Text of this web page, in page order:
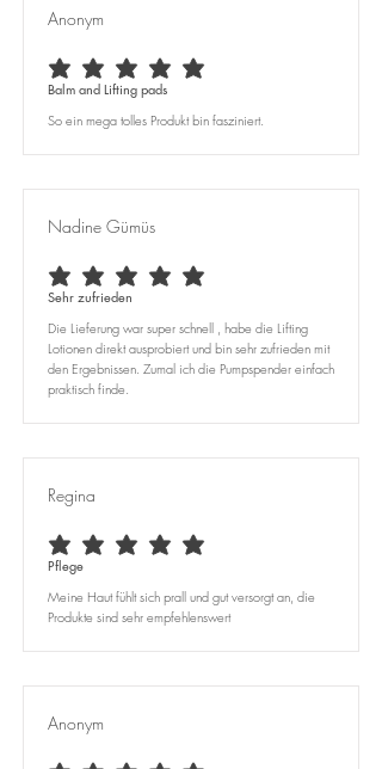
Anonym
average rating is 5 out of 5
Balm and Lifting pads
So ein mega tolles Produkt bin fasziniert.
Nadine Gümüs
average rating is 5 out of 5
Sehr zufrieden
Die Lieferung war super schnell , habe die Lifting
Lotionen direkt ausprobiert und bin sehr zufrieden mit
den Ergebnissen. Zumal ich die Pumpspender einfach
praktisch finde.
Regina
average rating is 5 out of 5
Pflege
Meine Haut fühlt sich prall und gut versorgt an, die
Produkte sind sehr empfehlenswert
Anonym